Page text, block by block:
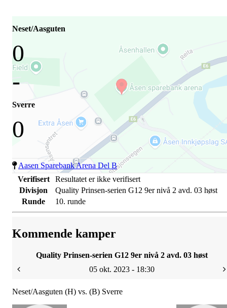
Neset/Aasguten
0
-
Sverre
0
Aasen Sparebank Arena Del B
Verifisert
Resultatet er ikke verifisert
Divisjon
Quality Prinsen-serien G12 9er nivå 2 avd. 03 høst
Runde
10. runde
Kommende kamper
Quality Prinsen-serien G12 9er nivå 2 avd. 03 høst
05 okt. 2023 - 18:30
Neset/Aasguten (H) vs. (B) Sverre